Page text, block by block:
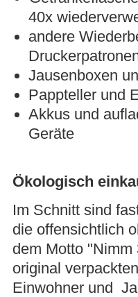
40x
andere
Jausenboxen
Pappteller und
Akkus und
Geräte
Ökologisch
Im Schnitt sind
die offensichtlich
dem Motto
original
Einwohner und